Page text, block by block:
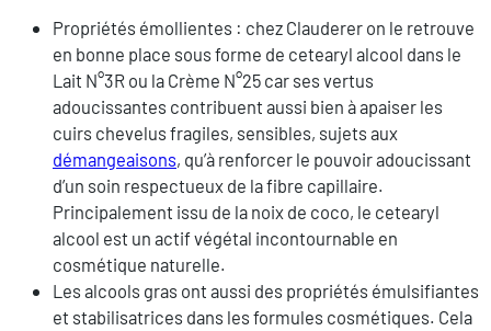
Propriétés émollientes : chez Clauderer on le retrouve
en bonne place sous forme de cetearyl alcool dans le
Lait N°3R ou la Crème N°25 car ses vertus
adoucissantes contribuent aussi bien à apaiser les
cuirs chevelus fragiles, sensibles, sujets aux
démangeaisons, qu’à renforcer le pouvoir adoucissant
d’un soin respectueux de la fibre capillaire.
Principalement issu de la noix de coco, le cetearyl
alcool est un actif végétal incontournable en
cosmétique naturelle.
Les alcools gras ont aussi des propriétés émulsifiantes
et stabilisatrices dans les formules cosmétiques. Cela